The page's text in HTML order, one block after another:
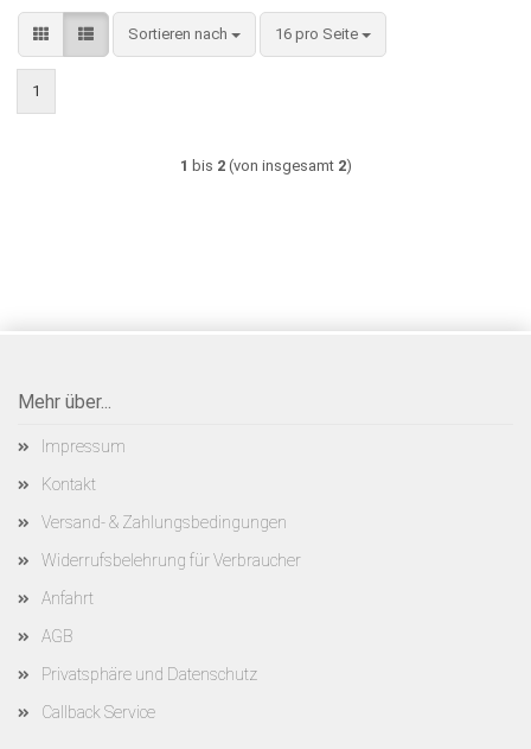
Sortieren nach
Sortieren nach 16 pro Seite
pro Seite
1
1 bis 2(von insgesamt 2)
Mehr über...
Impressum
Kontakt
Versand- & Zahlungsbedingungen
Widerrufsbelehrung für Verbraucher
Anfahrt
AGB
Privatsphäre und Datenschutz
Callback Service